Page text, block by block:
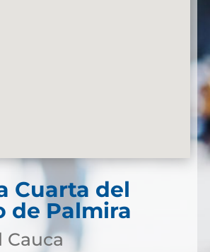
Cuarta del
de Palmira
Cauca